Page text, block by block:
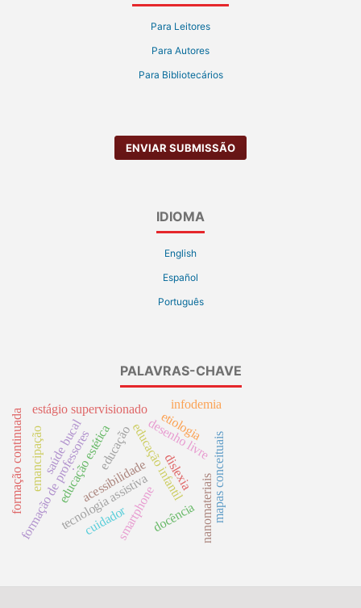
Para Leitores
Para Autores
Para Bibliotecários
ENVIAR SUBMISSÃO
IDIOMA
English
Español
Português
PALAVRAS-CHAVE
desenho livre
educação infantil
educação estética
acessibilidade
tecnologia assistiva dislexia
smartphone
. mapas conceituais
estágio supervisionado
formação de professores docência
formação continuadaemancipação
nanomateriais
etiologia
educação
cuidador
saúde bucal
infodemia